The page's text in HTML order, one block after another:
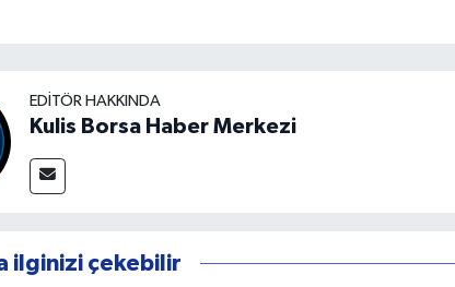
EDITÖR HAKKINDA
Kulis Borsa Haber Merkezi
ilginizi çekebilir